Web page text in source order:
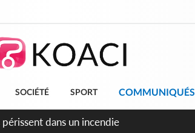
SOCIÉTÉ SPORT COMMUNIQUÉS
dans un incendie